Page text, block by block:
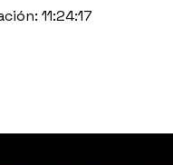
11:24:17